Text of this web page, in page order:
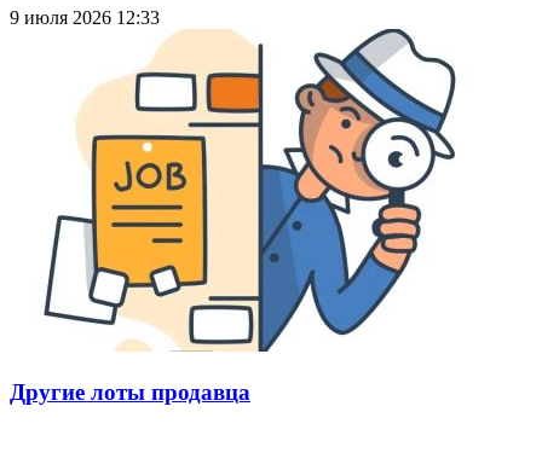
9 июля 2026 12:33
Другие лоты продавца